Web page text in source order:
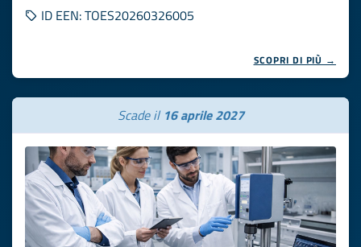
ID EEN: TOES20260326005
SCOPRI DI PIÙ →
Scade il 16 aprile 2027